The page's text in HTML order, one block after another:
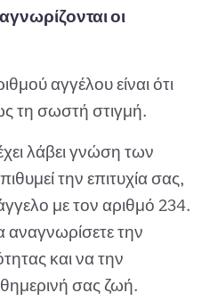
οι
αγγέλου είναι ότι
τη σωστή στιγμή.
λάβει γνώση των
την επιτυχία σας,
με τον αριθμό 234.
αναγνωρίσετε την
και να την
σας ζωή.